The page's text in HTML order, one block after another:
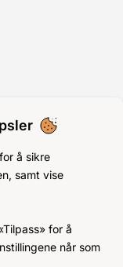
å sikre
samt vise
for å
når som